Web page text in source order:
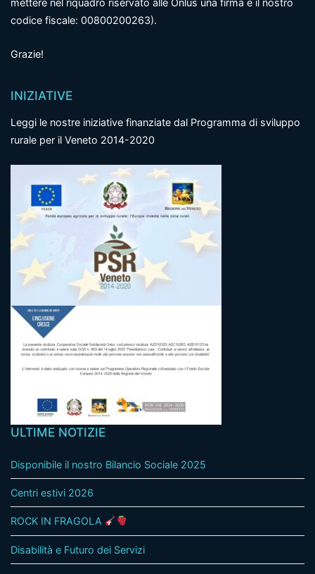
codice fiscale: 00800200263).
Grazie!
INIZIATIVE
Leggi le nostre iniziative finanziate dal Programma di sviluppo
rurale per il Veneto 2014-2020
ULTIME NOTIZIE
Disponibile il nostro Bilancio Sociale 2025
Centri estivi 2026
ROCK IN FRAGOLA
Disabilità e Futuro dei Servizi